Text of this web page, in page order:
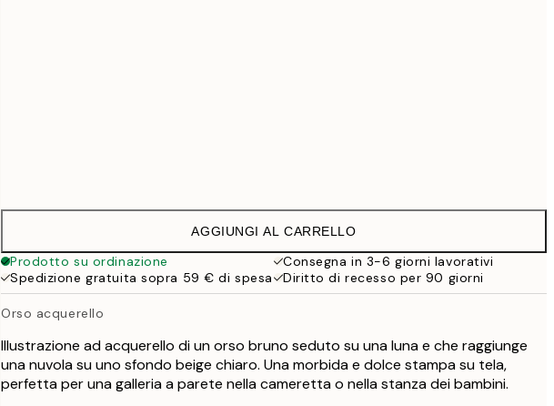
AGGIUNGI AL CARRELLO
Prodotto su ordinazione
Consegna in 3-6 giorni lavorativi
Spedizione gratuita sopra 59 € di spesa
Diritto di recesso per 90 giorni
Orso acquerello
Illustrazione ad acquerello di un orso bruno seduto su una luna e che raggiunge
una nuvola su uno sfondo beige chiaro. Una morbida e dolce stampa su tela,
perfetta per una galleria a parete nella cameretta o nella stanza dei bambini.